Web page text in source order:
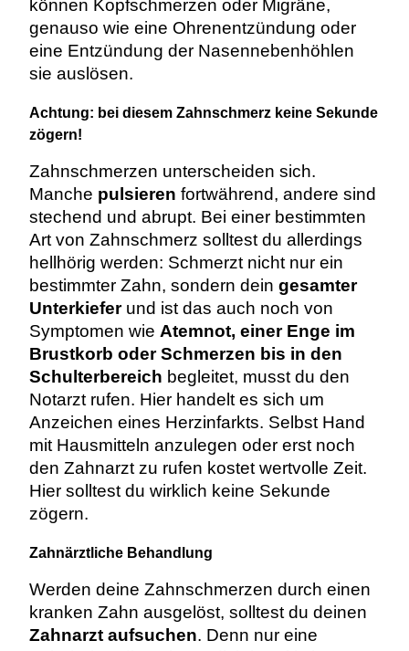
können Kopfschmerzen oder Migräne,
genauso wie eine Ohrenentzündung oder
eine Entzündung der Nasennebenhöhlen
sie auslösen.
Achtung: bei diesem Zahnschmerz keine Sekunde
zögern!
Zahnschmerzen unterscheiden sich.
Manche pulsieren fortwährend, andere sind
stechend und abrupt. Bei einer bestimmten
Art von Zahnschmerz solltest du allerdings
hellhörig werden: Schmerzt nicht nur ein
bestimmter Zahn, sondern dein gesamter
Unterkieferund ist das auch noch von
Symptomen wie Atemnot, einer Enge im
Brustkorb oder Schmerzen bis in den
Schulterbereich begleitet, musst du den
Notarzt rufen. Hier handelt es sich um
Anzeichen eines Herzinfarkts. Selbst Hand
mit Hausmitteln anzulegen oder erst noch
den Zahnarzt zu rufen kostet wertvolle Zeit.
Hier solltest du wirklich keine Sekunde
zögern.
Zahnärztliche Behandlung
Werden deine Zahnschmerzen durch einen
kranken Zahn ausgelöst, solltest du deinen
Zahnarzt aufsuchen. Denn nur eine